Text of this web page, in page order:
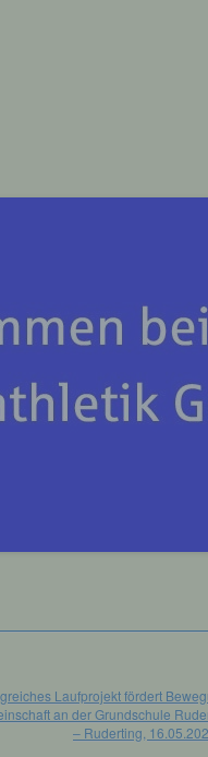
Laufprojekt fördert
an der Grundschule
– Ruderting,